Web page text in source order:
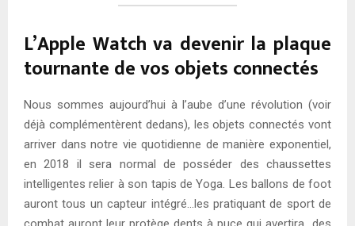
L’Apple Watch va devenir la plaque
tournante de vos objets connectés
Nous sommes aujourd’hui à l’aube d’une révolution (voir
déjà complémentèrent dedans), les objets connectés vont
arriver dans notre vie quotidienne de manière exponentiel,
en 2018 il sera normal de posséder des chaussettes
intelligentes relier à son tapis de Yoga. Les ballons de foot
auront tous un capteur intégré…les pratiquant de sport de